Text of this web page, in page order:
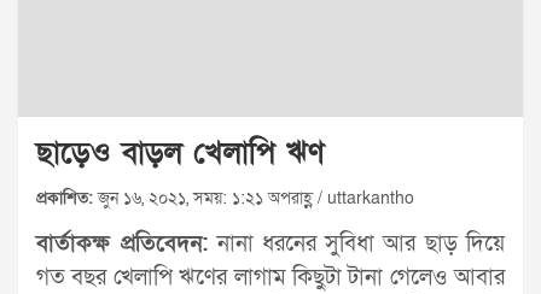
ছাড়েও বাড়ল খেলাপি ঋণ
প্রকাশিত:জুন ১৬, ২০২১, সময়: ১:২১ অপরাহ্ণ / uttarkantho
বার্তাকক্ষ প্রতিবেদন: নানা ধরনের সুবিধা আর ছাড় দিয়ে
গত বছর খেলাপি ঋণের লাগাম কিছুটা টানা গেলেও আবার